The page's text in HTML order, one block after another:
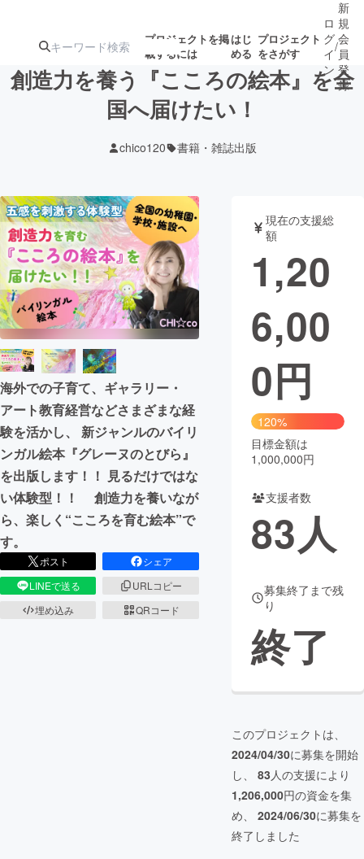
プロジェクトを掲
載するには
はじ
める
プロジェクト
をさがす
注目の新着プロ
ジェクト
募集終了が近いプ
ロジェクト
アート・写真 音楽
テクノロジー・ガジェット ゲーム・サ
映像・映画
ビジネス・起業
まちづくり・地域活性化
CAMPFIRE for Social Good
CAMPFIRE Creation
CAMPFIREふるさと納税machi-ya コミュニティ
ロ
グ
イ
ン
/
新
規
会
員
登
録
創造力を養う『こころの絵本』を全
国へ届けたい！
chico120 書籍・雑誌出版
海外での子育て、ギャラリー・
アート教育経営などさまざまな経
験を活かし、 新ジャンルのバイリ
ンガル絵本『グレーヌのとびら』
を出版します！！ 見るだけではな
い体験型！！ 創造力を養いなが
ら、楽しく“こころを育む絵本”で
す。
ポスト
シェア
LINEで送る
URLコピー
埋め込み
QRコード
現在の支援総
額
1,20
6,00
0円
120%
目標金額は
1,000,000円
支援者数
83人
募集終了まで残
り
終了
このプロジェクトは、
2024/04/30に募集を開始
し、 83人の支援により
1,206,000円の資金を集
め、 2024/06/30に募集を
終了しました